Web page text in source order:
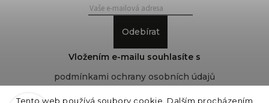
Tento web používá soubory cookie. Dalším procházením
Odebírat
Vložením e-mailu souhlasíte s
podmínkami ochrany osobních údajů